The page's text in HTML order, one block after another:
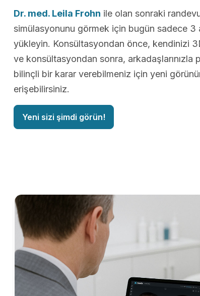
Dr. med. Leila Frohn ile olan sonraki
simülasyonunu görmek için bugün sadece 3
yükleyin. Konsültasyondan önce, kendinizi
ve konsültasyondan sonra, arkadaşlarınızla
bilinçli bir karar verebilmeniz için yeni
erişebilirsiniz.
Yeni sizi şimdi görün!